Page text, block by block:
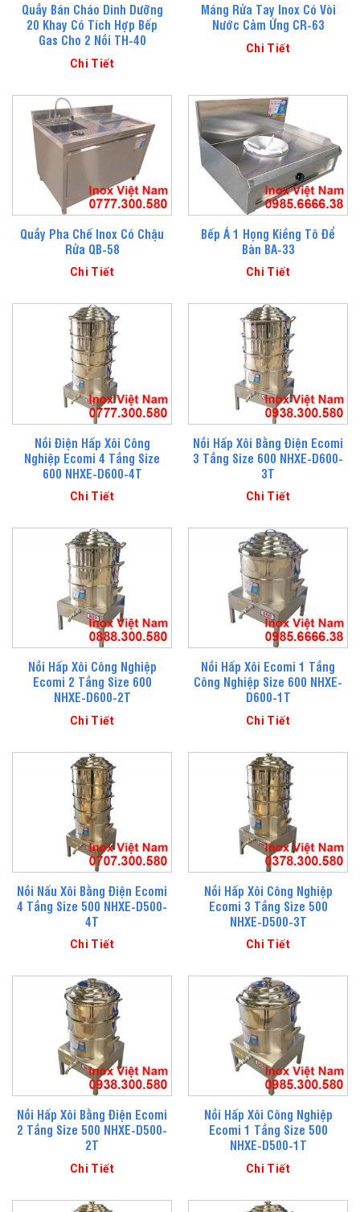
Quầy Bán Cháo Dinh Dưỡng
20 Khay Có Tích Hợp Bếp
Gas Cho 2 Nồi TH-40
Chi Tiết
Máng Rửa Tay Inox Có Vòi
Nước Cảm Ứng CR-63
Chi Tiết
Quầy Pha Chế Inox Có Chậu
Rửa QB-58
Chi Tiết
Bếp Á 1 Họng Kiềng Tô Để
Bàn BA-33
Chi Tiết
Nồi Điện Hấp Xôi Công
Nghiệp Ecomi 4 Tầng Size
600 NHXE-D600-4T
Chi Tiết
Nồi Hấp Xôi Bằng Điện Ecomi
3 Tầng Size 600 NHXE-D600-
3T
Chi Tiết
Nồi Hấp Xôi Công Nghiệp
Ecomi 2 Tầng Size 600
NHXE-D600-2T
Chi Tiết
Nồi Hấp Xôi Ecomi 1 Tầng
Công Nghiệp Size 600 NHXE-
D600-1T
Chi Tiết
Nồi Nấu Xôi Bằng Điện Ecomi
4 Tầng Size 500 NHXE-D500-
4T
Chi Tiết
Nồi Hấp Xôi Công Nghiệp
Ecomi 3 Tầng Size 500
NHXE-D500-3T
Chi Tiết
Nồi Hấp Xôi Bằng Điện Ecomi
2 Tầng Size 500 NHXE-D500-
2T
Chi Tiết
Nồi Hấp Xôi Công Nghiệp
Ecomi 1 Tầng Size 500
NHXE-D500-1T
Chi Tiết